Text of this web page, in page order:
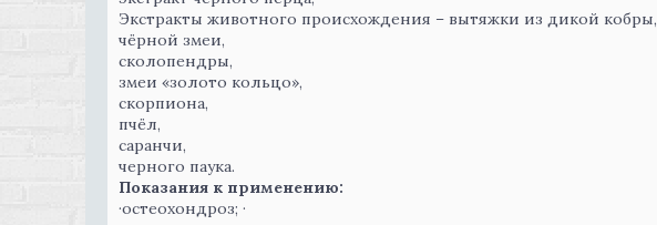
Экстракты животного происхождения – вытяжки из дикой кобры,
чёрной змеи,
сколопендры,
змеи «золото кольцо»,
скорпиона,
пчёл,
саранчи,
черного паука.
Показания к применению:
·остеохондроз; ·